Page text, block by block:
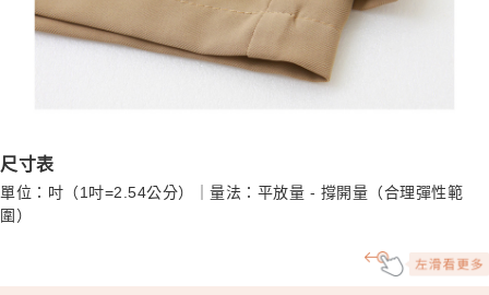
尺寸表
單位：吋（1吋=2.54公分）｜量法：平放量 - 撐開量（合理彈性範
圍）